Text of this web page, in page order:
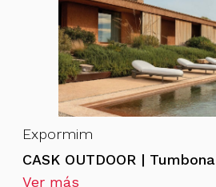
Expormim
CASK OUTDOOR | Tumbona
Ver más